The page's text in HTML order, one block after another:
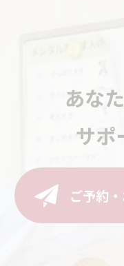
あな
サポ
ご予約